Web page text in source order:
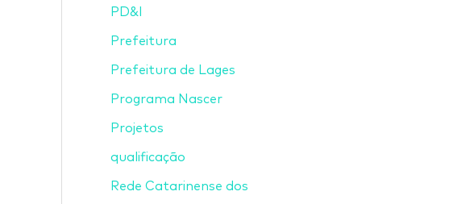
PD&I
Prefeitura
Prefeitura de Lages
Programa Nascer
Projetos
qualificação
Rede Catarinense dos